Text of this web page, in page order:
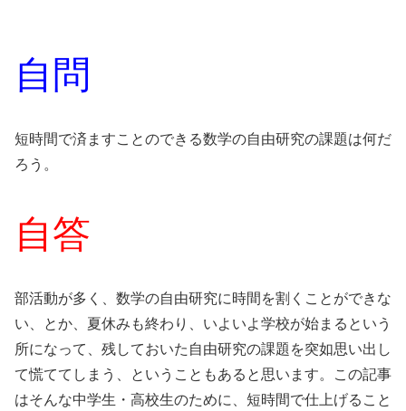
自問
短時間で済ますことのできる数学の自由研究の課題は何だ
ろう。
自答
部活動が多く、数学の自由研究に時間を割くことができな
い、とか、夏休みも終わり、いよいよ学校が始まるという
所になって、残しておいた自由研究の課題を突如思い出し
て慌ててしまう、ということもあると思います。この記事
はそんな中学生・高校生のために、短時間で仕上げること